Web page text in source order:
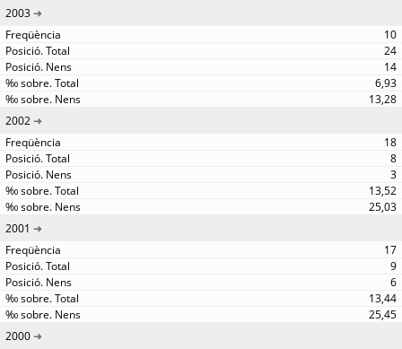
2003
10
24
14
6,93
13,28
2002
18
8
3
13,52
25,03
2001
17
9
6
13,44
25,45
2000